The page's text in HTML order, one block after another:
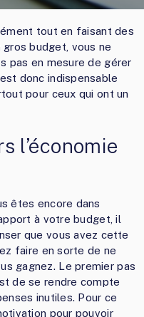
tout en faisant des
budget, vous ne
pas en mesure de gérer
donc indispensable
pour ceux qui ont un
l’économie
êtes encore dans
à votre budget, il
que vous avez cette
faire en sorte de ne
gagnez. Le premier pas
de se rendre compte
inutiles. Pour ce
pour pouvoir